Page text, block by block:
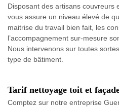
Disposant des artisans couvreurs
vous assure un niveau élevé de
maitrise du travail bien fait, les
l’accompagnement sur-mesure
Nous intervenons sur toutes
type de bâtiment.
Tarif nettoyage toit et
Comptez sur notre entreprise